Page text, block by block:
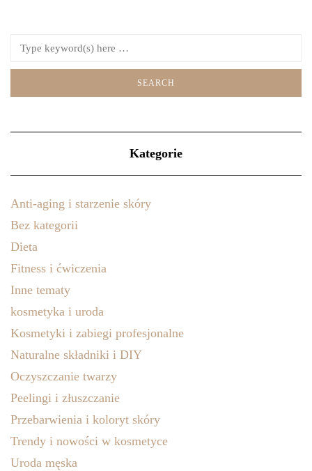
Kategorie
Anti-aging i starzenie skóry
Bez kategorii
Dieta
Fitness i ćwiczenia
Inne tematy
kosmetyka i uroda
Kosmetyki i zabiegi profesjonalne
Naturalne składniki i DIY
Oczyszczanie twarzy
Peelingi i złuszczanie
Przebarwienia i koloryt skóry
Trendy i nowości w kosmetyce
Uroda męska